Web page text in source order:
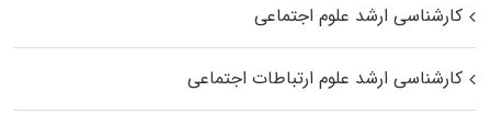
کارشناسی ارشد علوم اجتماعی
کارشناسی ارشد علوم ارتباطات اجتماعی